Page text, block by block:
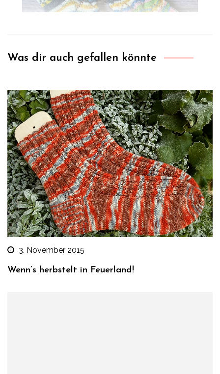
Was dir auch gefallen könnte
3. November 2015
Wenn’s herbstelt in Feuerland!